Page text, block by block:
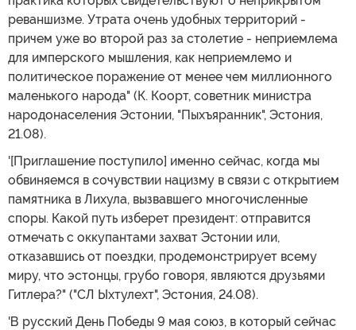
реваншизме. Утрата очень удобных территорий -
причем уже во второй раз за столетие - неприемлема
для имперского мышления, как неприемлемо и
политическое поражение от менее чем миллионного
маленького народа" (К. Коорт, советник министра
народонаселения Эстонии, "Пыхъяранник", Эстония,
21.08).
'[Приглашение поступило] именно сейчас, когда мы
обвиняемся в сочувствии нацизму в связи с открытием
памятника в Лихула, вызвавшего многочисленные
споры. Какой путь изберет президент: отправится
отмечать с оккупантами захват Эстонии или,
отказавшись от поездки, продемонстрирует всему
миру, что эстонцы, грубо говоря, являются друзьями
Гитлера?" ("СЛ Ыхтулехт", Эстония, 24.08).
'В русский День Победы 9 мая союз, в который сейчас